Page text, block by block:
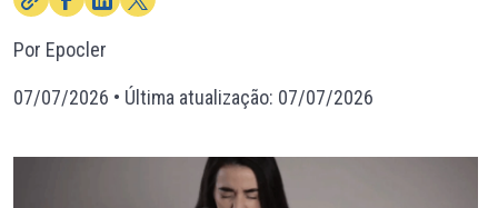
Por Epocler
07/07/2026 • Última atualização: 07/07/2026